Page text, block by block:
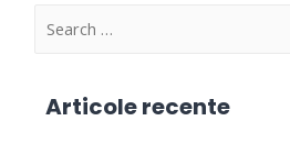
S
Articole recente